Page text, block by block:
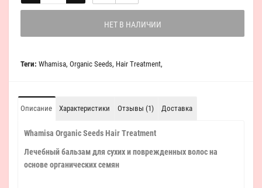
НЕТ В НАЛИЧИИ
Теги: Whamisa, Organic Seeds, Hair Treatment,
Описание Характеристики Отзывы (1) Доставка
Whamisa Organic Seeds Hair Treatment
Лечебный бальзам для сухих и поврежденных волос на
основе органических семян